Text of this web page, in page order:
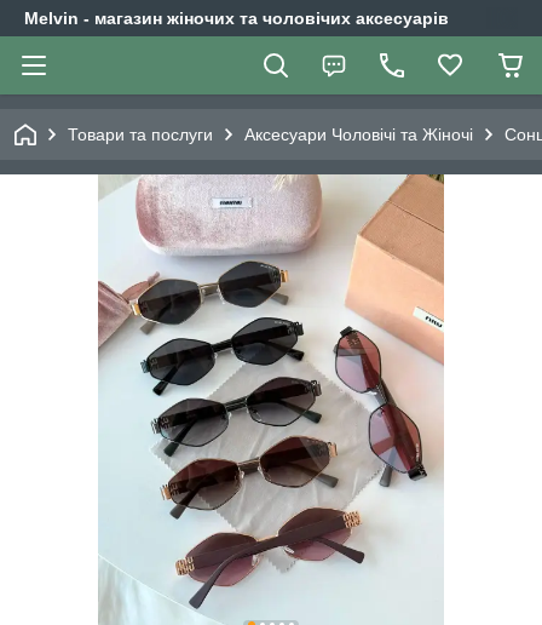
Melvin - магазин жіночих та чоловічих аксесуарів
Товари та послуги Аксесуари Чоловічі та Жіночі